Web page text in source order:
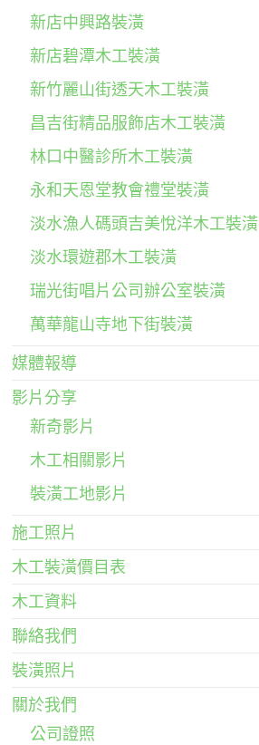
新店中興路裝潢
新店碧潭木工裝潢
新竹麗山街透天木工裝潢
昌吉街精品服飾店木工裝潢
林口中醫診所木工裝潢
永和天恩堂教會禮堂裝潢
淡水漁人碼頭吉美悅洋木工裝潢
淡水環遊郡木工裝潢
瑞光街唱片公司辦公室裝潢
萬華龍山寺地下街裝潢
媒體報導
影片分享
新奇影片
木工相關影片
裝潢工地影片
施工照片
木工裝潢價目表
木工資料
聯絡我們
裝潢照片
關於我們
公司證照